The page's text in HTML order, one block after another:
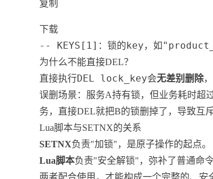
复制
下载
-- KEYS[1]：锁的key，如
为什么不能直接DEL？
直接执行DEL lock_key会无差别删除
误删场景：服务A持有锁，但业务耗时超
务，直接DEL就把B的锁删掉了，导致互
Lua脚本与SETNX的关系
SETNX负责"加锁"，是原子操作的起点。
Lua脚本负责"安全解锁"，弥补了普通命
两者配合使用，才能构成一个完整的、安